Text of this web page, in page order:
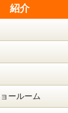
紹介
ールーム